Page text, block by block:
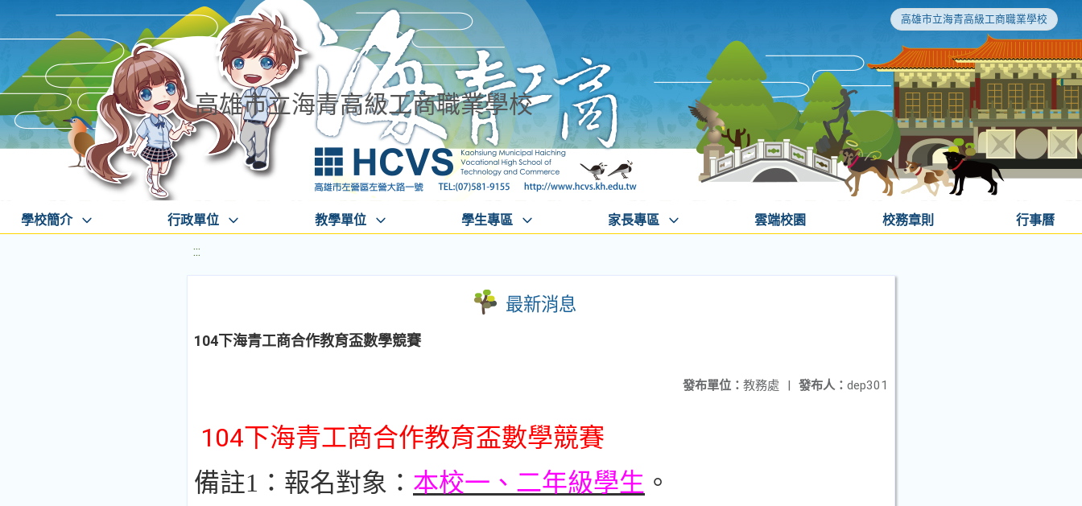
高雄市立海青高級工商職業學校
高雄市立海青高級工商職業學校
學校簡介 行政單位 教學單位 學生專區 家長專區 雲端校園 校務章則 行事曆
:::
最新消息
104下海青工商合作教育盃數學競賽
發布人： dep301
發布單位： 教務處 |
104下海青工商合作教育盃數學競賽
備註1：報名對象： 本校一、二年級學生 。